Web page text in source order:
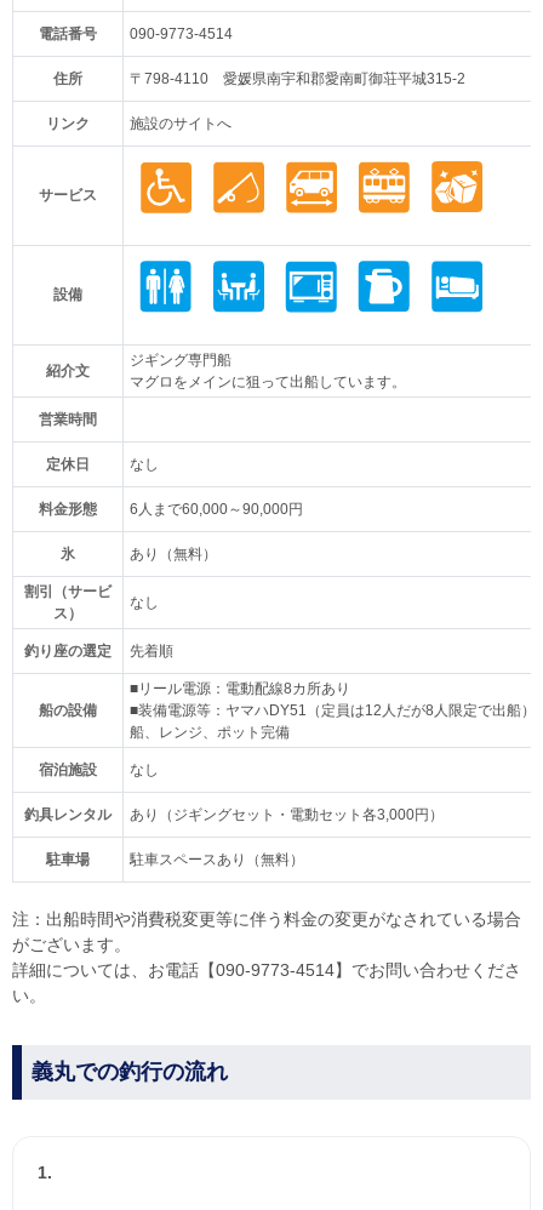
電話番号 090-9773-4514
住所 〒798-4110 愛媛県南宇和郡愛南町御荘平城315-2
リンク 施設のサイトへ
サービス
設備
紹介文
ジギング専門船
マグロをメインに狙って出船しています。
営業時間
定休日 なし
料金形態 6人まで60,000～90,000円
氷 あり（無料）
割引（サービ
ス）
なし
釣り座の選定 先着順
船の設備
■リール電源：電動配線8カ所あり
■装備電源等：ヤマハDY51（定員は12人だが8人限定で出船
船、レンジ、ポット完備
宿泊施設 なし
釣具レンタル あり（ジギングセット・電動セット各3,000円）
駐車場 駐車スペースあり（無料）
注：出船時間や消費税変更等に伴う料金の変更がなされている場合
がございます。
詳細については、お電話【090-9773-4514】でお問い合わせくださ
い。
義丸での釣行の流れ
1.